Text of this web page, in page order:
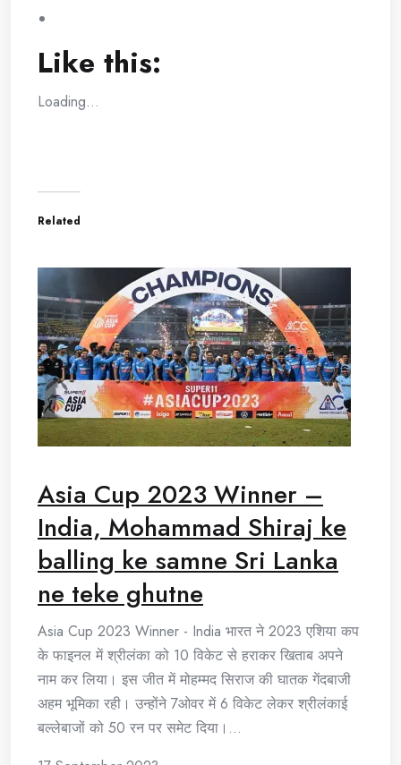
Like this:
Loading...
Related
Asia Cup 2023 Winner –
India, Mohammad Shiraj ke
balling ke samne Sri Lanka
ne teke ghutne
Asia Cup 2023 Winner - India भारत ने 2023 एशिया कप
के फाइनल में श्रीलंका को 10 विकेट से हराकर खिताब अपने
नाम कर लिया। इस जीत में मोहम्मद सिराज की घातक गेंदबाजी
अहम भूमिका रही। उन्होंने 7ओवर में 6 विकेट लेकर श्रीलंकाई
बल्लेबाजों को 50 रन पर समेट दिया।…